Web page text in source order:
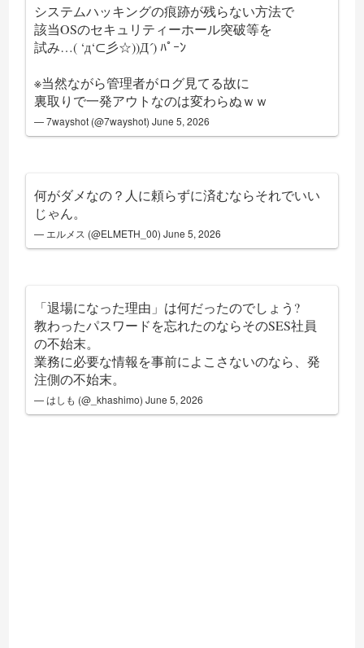
システムハッキングの痕跡が残らない方法で
該当OSのセキュリティーホール突破等を
試み…( ‘д‘⊂彡☆))Д´) ﾊﾟｰﾝ
※当然ながら管理者がログ見てる故に
裏取りで一発アウトなのは変わらぬｗｗ
— 7wayshot (@7wayshot)June 5, 2026
何がダメなの？人に頼らずに済むならそれでいい
じゃん。
— エルメス (@ELMETH_00)June 5, 2026
「退場になった理由」は何だったのでしょう?
教わったパスワードを忘れたのならそのSES社員
の不始末。
業務に必要な情報を事前によこさないのなら、発
注側の不始末。
— はしも (@_khashimo)June 5, 2026